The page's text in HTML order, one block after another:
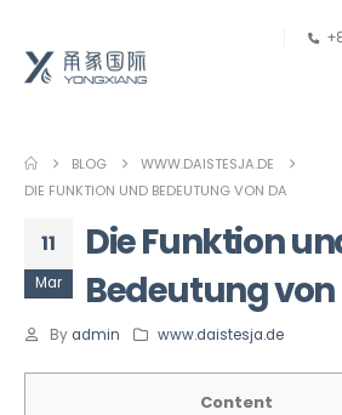
BLOG
WWW.DAISTESJA.DE
DIE FUNKTION UND BEDEUTUNG VON DA
11
Mar
Die Funktion
Bedeutung
By admin www.daistesja.de
Content